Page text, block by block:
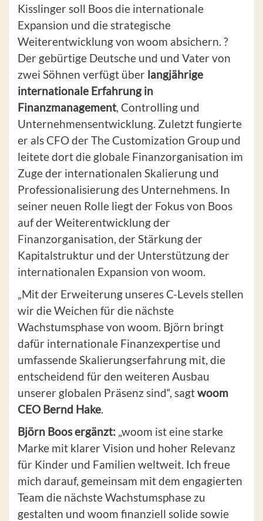
Kisslinger soll Boos die internationale
Expansion und die strategische
Weiterentwicklung von woom absichern. ?
Der gebürtige Deutsche und und Vater von
zwei Söhnen verfügt über langjährige
internationale Erfahrung in
Finanzmanagement, Controlling und
Unternehmensentwicklung. Zuletzt fungierte
er als CFO der The Customization Group und
leitete dort die globale Finanzorganisation im
Zuge der internationalen Skalierung und
Professionalisierung des Unternehmens. In
seiner neuen Rolle liegt der Fokus von Boos
auf der Weiterentwicklung der
Finanzorganisation, der Stärkung der
Kapitalstruktur und der Unterstützung der
internationalen Expansion von woom.
„Mit der Erweiterung unseres C-Levels stellen
wir die Weichen für die nächste
Wachstumsphase von woom. Björn bringt
dafür internationale Finanzexpertise und
umfassende Skalierungserfahrung mit, die
entscheidend für den weiteren Ausbau
unserer globalen Präsenz sind“, sagtwoom
CEO Bernd Hake.
Björn Boos ergänzt: „woom ist eine starke
Marke mit klarer Vision und hoher Relevanz
für Kinder und Familien weltweit. Ich freue
mich darauf, gemeinsam mit dem engagierten
Team die nächste Wachstumsphase zu
gestalten und woom finanziell solide sowie